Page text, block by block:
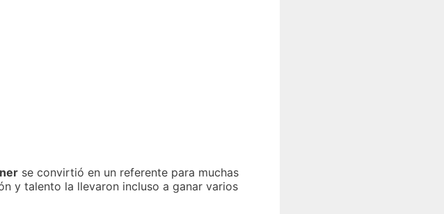
se convirtió en un referente para muchas
y talento la llevaron incluso a ganar varios